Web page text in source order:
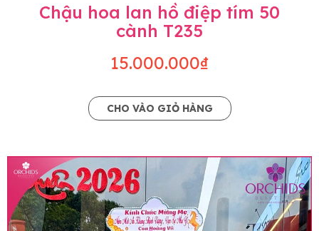
Chậu hoa lan hồ điệp tím 50
cành T235
15.000.000₫
CHO VÀO GIỎ HÀNG